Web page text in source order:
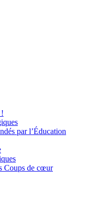
par l’Éducation
Coups de cœur